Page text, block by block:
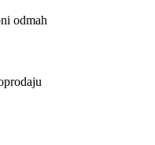
odmah